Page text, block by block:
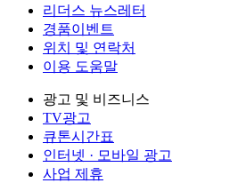
리더스 뉴스레터
경품이벤트
위치 및 연락처
이용 도움말
광고 및 비즈니스
TV광고
큐톤시간표
인터넷 · 모바일 광고
사업 제휴